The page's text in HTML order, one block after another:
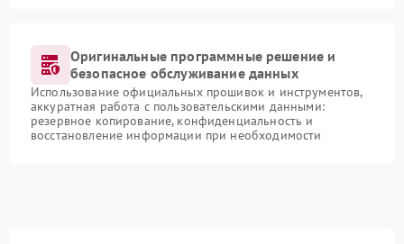
Оригинальные программные решение и
безопасное обслуживание данных
Использование официальных прошивок и инструментов,
аккуратная работа с пользовательскими данными:
резервное копирование, конфиденциальность и
восстановление информации при необходимости